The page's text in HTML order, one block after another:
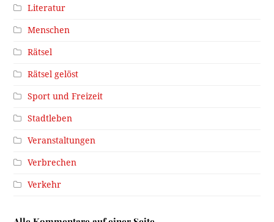
Literatur
Menschen
Rätsel
Rätsel gelöst
Sport und Freizeit
Stadtleben
Veranstaltungen
Verbrechen
Verkehr